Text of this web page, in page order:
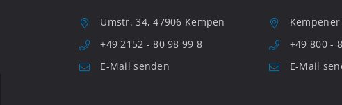
Umstr. 34, 47906 Kempen
+49 2152 - 80 98 99 8
E-Mail senden
+49 800 -
E-Mail